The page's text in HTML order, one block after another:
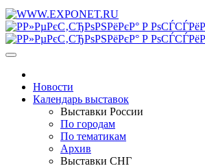
Новости
Календарь выставок
Выставки России
По городам
По тематикам
Архив
Выставки СНГ